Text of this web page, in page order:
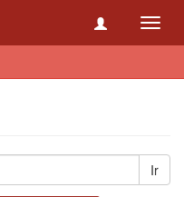
Ir